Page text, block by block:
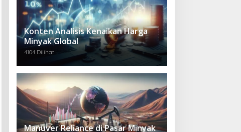
Konten Analisis Kenaikan Harga
Minyak Global
4104 Dilihat
Manuver Reliance di Pasar Minyak